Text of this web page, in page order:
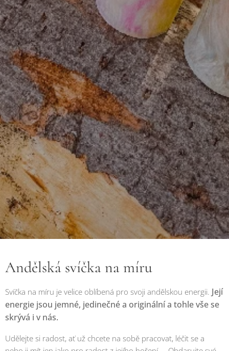
Andělská svíčka na míru
Svíčka na míru je velice oblíbená pro svoji andělskou energii. Její
energie jsou jemné, jedinečné a originální a tohle vše se
skrývá i v nás.
Udělejte si radost, ať už chcete na sobě pracovat, léčit se a